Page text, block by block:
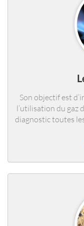
Son objectif est
l’utilisation du gaz
diagnostic toutes